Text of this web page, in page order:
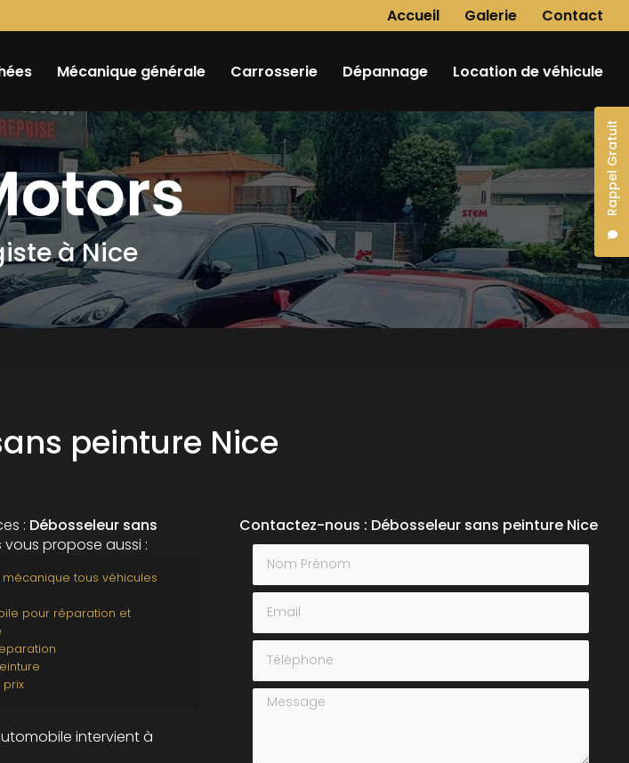
Navigation secondaire
Accueil Galerie Contact
Rappel Gratuit
Mécanique générale Carrosserie Dépannage Location de véhicule
à Nice
peinture Nice
: Débosseleur sans
vous propose aussi :
tous véhicules
pour réparation et
intervient à
Contactez-nous : Débosseleur sans peinture Nice
Nom Prénom
Email
Téléphone
Message